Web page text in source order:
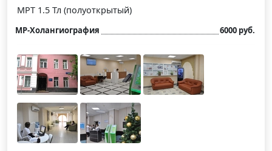
МРТ 1.5 Тл (полуоткрытый)
МР-Холангиография 6000 руб.